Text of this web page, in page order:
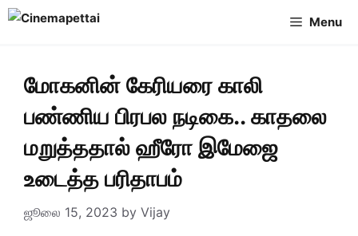
Skip
Menu
மோகனின் கேரியரை காலி
பண்ணிய பிரபல நடிகை.. காதலை
மறுத்ததால் ஹீரோ இமேஜை
உடைத்த பரிதாபம்
ஜூலை 15, 2023 by Vijay